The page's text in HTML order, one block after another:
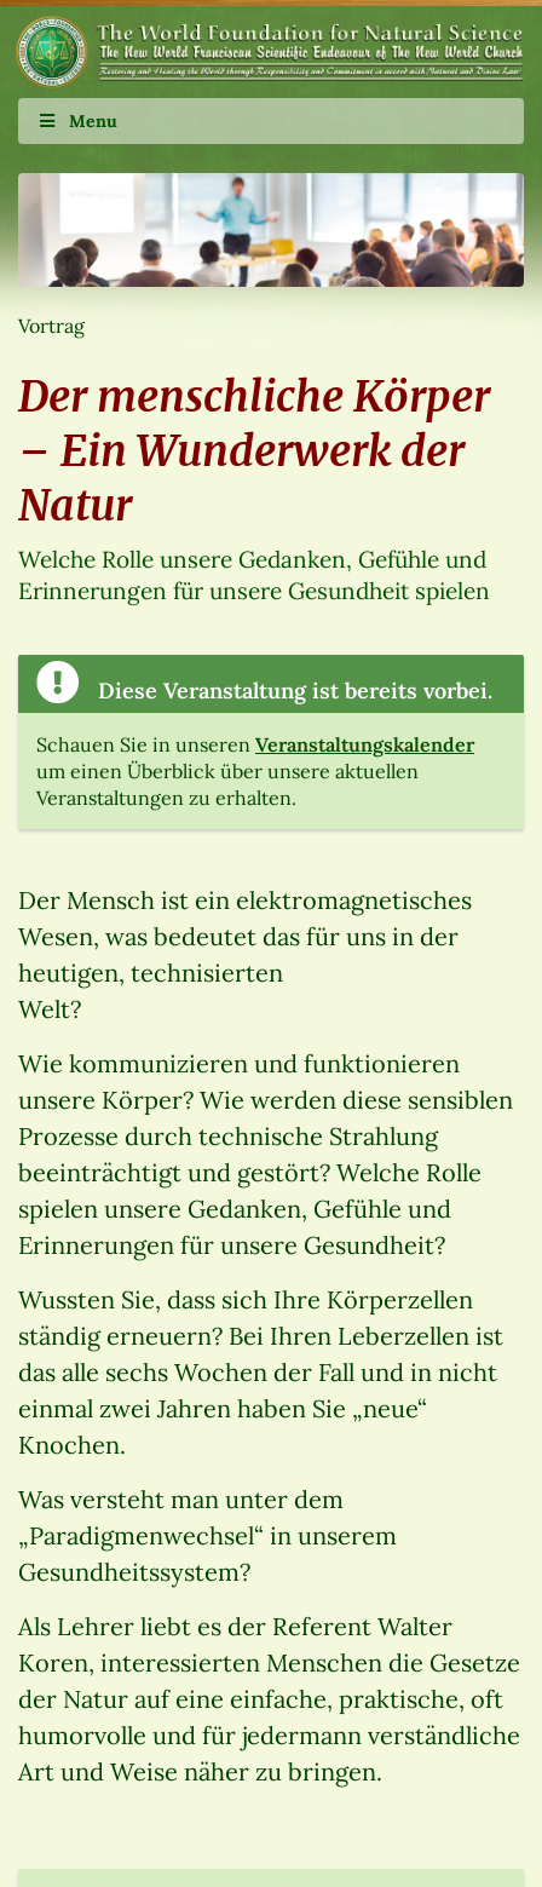
Menu
Vortrag
Der menschliche Körper
– Ein Wunderwerk der
Natur
Welche Rolle unsere Gedanken, Gefühle und
Erinnerungen für unsere Gesundheit spielen
Diese Veranstaltung ist bereits vorbei.
Schauen Sie in unseren Veranstaltungskalender
um einen Überblick über unsere aktuellen
Veranstaltungen zu erhalten.
Der Mensch ist ein elektromagnetisches
Wesen, was bedeutet das für uns in der
heutigen, technisierten
Welt?
Wie kommunizieren und funktionieren
unsere Körper? Wie werden diese sensiblen
Prozesse durch technische Strahlung
beeinträchtigt und gestört? Welche Rolle
spielen unsere Gedanken, Gefühle und
Erinnerungen für unsere Gesundheit?
Wussten Sie, dass sich Ihre Körperzellen
ständig erneuern? Bei Ihren Leberzellen ist
das alle sechs Wochen der Fall und in nicht
einmal zwei Jahren haben Sie „neue“
Knochen.
Was versteht man unter dem
„Paradigmenwechsel“ in unserem
Gesundheitssystem?
Als Lehrer liebt es der Referent Walter
Koren, interessierten Menschen die Gesetze
der Natur auf eine einfache, praktische, oft
humorvolle und für jedermann verständliche
Art und Weise näher zu bringen.